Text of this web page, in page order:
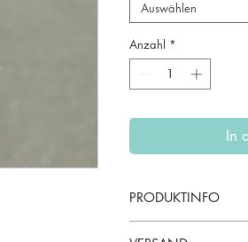
Auswählen
Anzahl *
In
PRODUKTINFO